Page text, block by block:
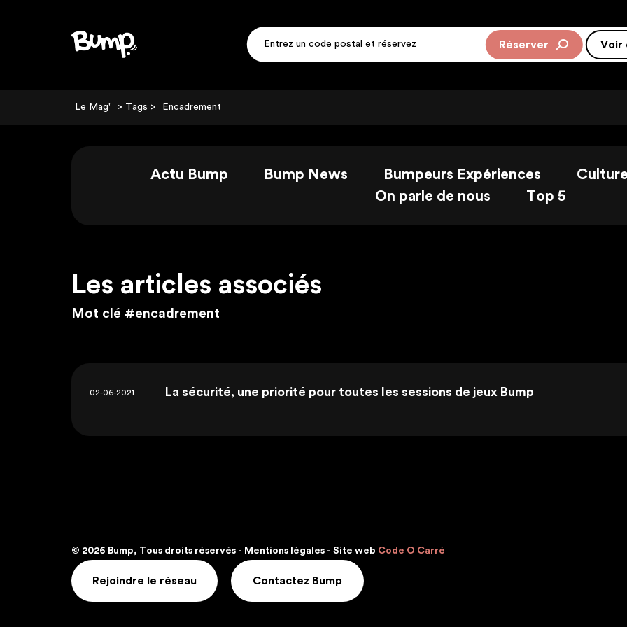
Réserver Voir
Le Mag' > Tags > Encadrement
Actu Bump Bump News Bumpeurs Expériences
On parle de nous
Top 5
Les articles associés
Mot clé #encadrement
02-06-2021 La sécurité, une priorité pour toutes les sessions de jeux Bump
© 2026 Bump, Tous droits réservés - Mentions légales - Site web Code O Carré
Rejoindre le réseau Contactez Bump